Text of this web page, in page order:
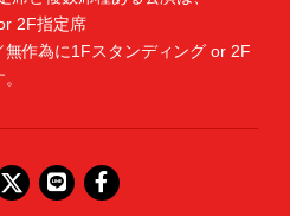
2F指定席
作為に1Fスタンディング or 2F